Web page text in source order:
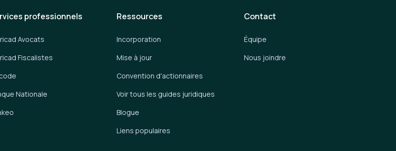
professionnels
Avocats
Fiscalistes
Nationale
Ressources
Incorporation
Mise à jour
Convention d'actionnaires
Voir tous les guides juridiques
Blogue
Liens populaires
Contact
Équipe
Nous joindre